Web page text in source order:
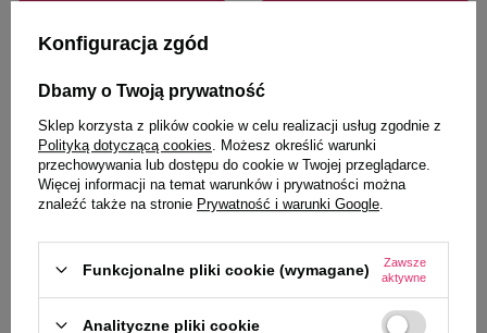
Wybrane specjalnie dla
Ciebie i Twojego czworonoga
Konfiguracja zgód
Dbamy o Twoją prywatność
Sklep korzysta z plików cookie w celu realizacji usług zgodnie z
Polityką dotyczącą cookies . Możesz określić warunki
przechowywania lub dostępu do cookie w Twojej przeglądarce.
Więcej informacji na temat warunków i prywatności można
znaleźć także na stronie Prywatność i warunki Google
Funkcjonalne pliki cookie (wymagane)
Zawsze
aktywne
Analityczne pliki cookie